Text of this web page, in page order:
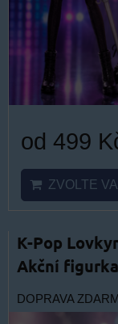
od 499
ZVOLTE
K-Pop
Akční
DOPRAVA